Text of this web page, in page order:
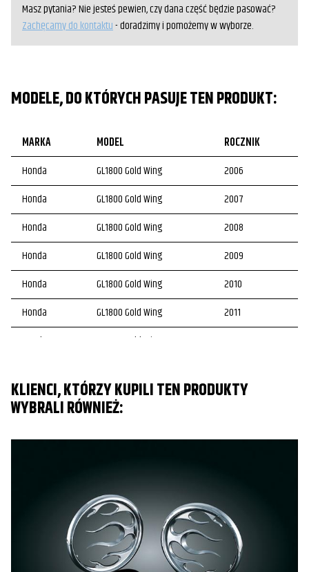
Masz pytania? Nie jesteś pewien, czy dana część będzie pasować?
Zachęcamy do kontaktu- doradzimy i pomożemy w wyborze.
MODELE, DO KTÓRYCH PASUJE TEN PRODUKT:
MARKA MODEL
ROCZNIK
Honda
GL1800 Gold Wing
2006
Honda
GL1800 Gold Wing
2007
Honda
GL1800 Gold Wing
2008
Honda
GL1800 Gold Wing
2009
Honda
GL1800 Gold Wing
2010
Honda
GL1800 Gold Wing
2011
Honda
GL1800 Gold Wing
Honda
GL1800 Gold Wing
2014
KLIENCI, KTÓRZY KUPILI TEN PRODUKTY
WYBRALI RÓWNIEŻ: